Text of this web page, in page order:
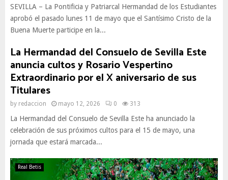
SEVILLA – La Pontificia y Patriarcal Hermandad de los Estudiantes
aprobó el pasado lunes 11 de mayo que el Santísimo Cristo de la
Buena Muerte participe en la...
La Hermandad del Consuelo de Sevilla Este
anuncia cultos y Rosario Vespertino
Extraordinario por el X aniversario de sus
Titulares
by redaccion mayo 12, 2026 0 313
La Hermandad del Consuelo de Sevilla Este ha anunciado la
celebración de sus próximos cultos para el 15 de mayo, una
jornada que estará marcada...
Real Betis